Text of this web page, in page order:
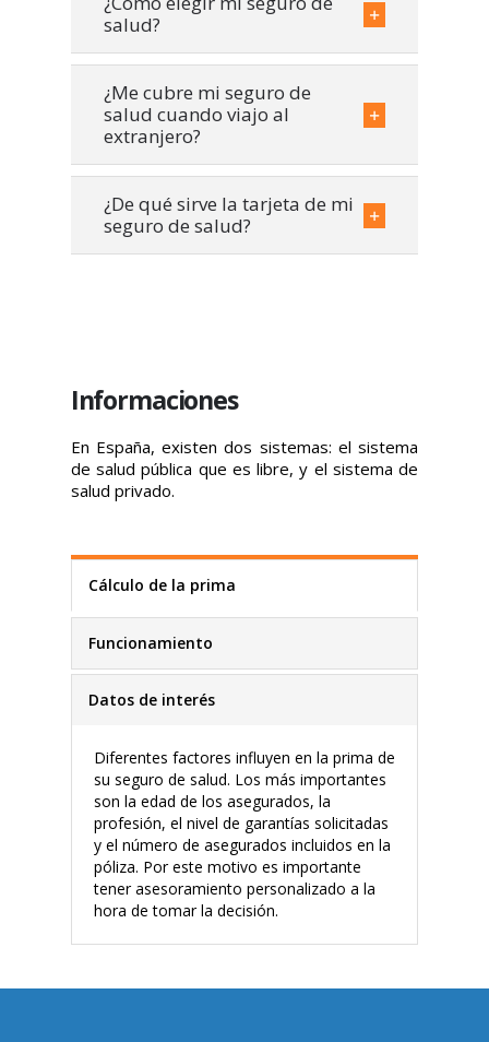
salud?
¿Me cubre mi seguro de
salud cuando viajo al
extranjero?
¿De qué sirve la tarjeta de mi
seguro de salud?
Informaciones
En España, existen dos sistemas: el sistema
de salud pública que es libre, y el sistema de
salud privado.
Cálculo de la prima
Funcionamiento
Datos de interés
Diferentes factores influyen en la prima de
su seguro de salud. Los más importantes
son la edad de los asegurados, la
profesión, el nivel de garantías solicitadas
y el número de asegurados incluidos en la
póliza. Por este motivo es importante
tener asesoramiento personalizado a la
hora de tomar la decisión.